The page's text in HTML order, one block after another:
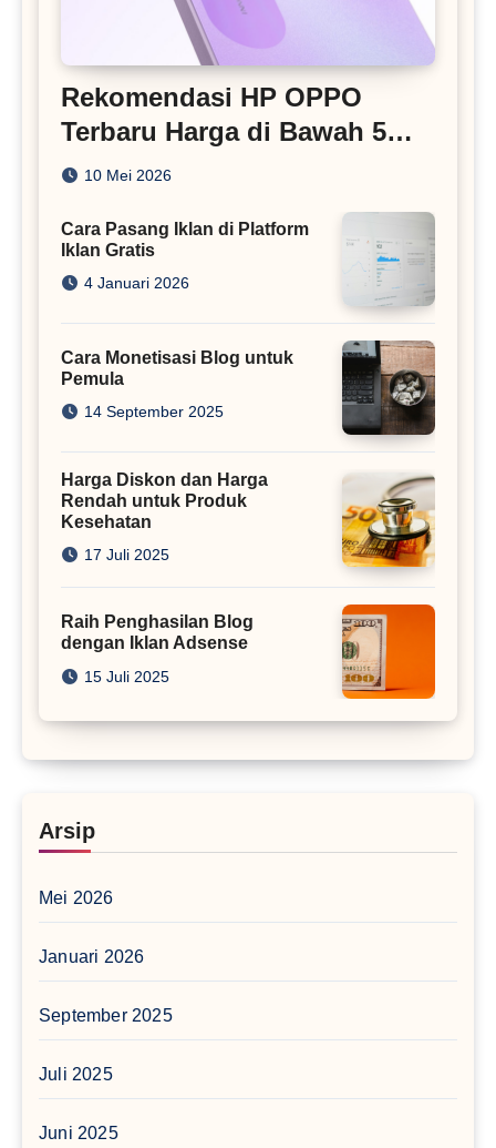
Rekomendasi HP OPPO
Terbaru Harga di Bawah 5
Juta
10 Mei 2026
Cara Pasang Iklan di Platform
Iklan Gratis
4 Januari 2026
Cara Monetisasi Blog untuk
Pemula
14 September 2025
Harga Diskon dan Harga
Rendah untuk Produk
Kesehatan
17 Juli 2025
Raih Penghasilan Blog
dengan Iklan Adsense
15 Juli 2025
Arsip
Mei 2026
Januari 2026
September 2025
Juli 2025
Juni 2025